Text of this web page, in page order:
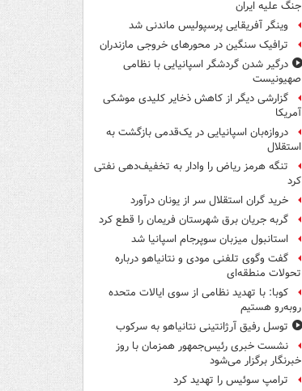
جنگ علیه ایران
وینگر آفریقایی پرسپولیس ماندنی شد
ترافیک سنگین در محورهای خروجی مازندران
درگیر شدن گردشگر اسپانیایی با نظامی
صهیونیست
گزارشی دیگر از کاهش ذخایر کلیدی موشکی
آمریکا
دروازه‌بان اسپانیایی در یک‌قدمی بازگشت به
استقلال
تنگه هرمز ریاض را وادار به تخفیف‌دهی نفتی
کرد
خرید گران استقلال سر از یونان درآورد
گربه جریان برق شهرستان فریمان را قطع کرد
استانبول میزبان سوپرجام اسپانیا شد
گفت وگوی تلفنی مودی و نتانیاهو درباره
تحولات منطقه‌ای
کوبا: با تهدید نظامی از سوی ایالات متحده
روبه‌رو هستیم
توسل رفیق آرژانتینی نتانیاهو به سرکوب
نشست خبری رئیس‌جمهور همزمان با روز
خبرنگار برگزار می‌شود
ترامپ سوئیس را تهدید کرد